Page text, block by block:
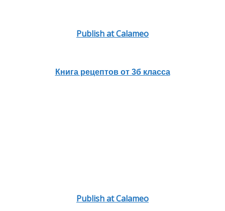
Publish at Calameo
Книга рецептов от 3б класса
Publish at Calameo